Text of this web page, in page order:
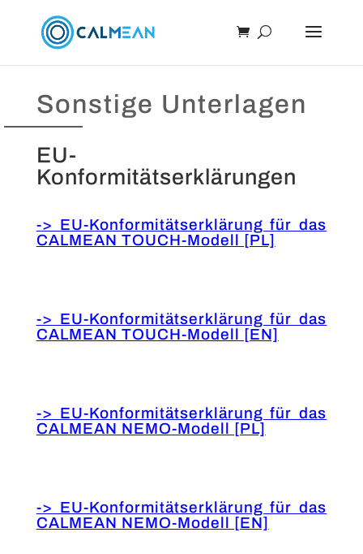
Sonstige Unterlagen
EU-
Konformitätserklärungen
-> EU-Konformitätserklärung für das
CALMEAN TOUCH-Modell [PL]
-> EU-Konformitätserklärung für das
CALMEAN TOUCH-Modell [EN]
-> EU-Konformitätserklärung für das
CALMEAN NEMO-Modell [PL]
-> EU-Konformitätserklärung für das
CALMEAN NEMO-Modell [EN]